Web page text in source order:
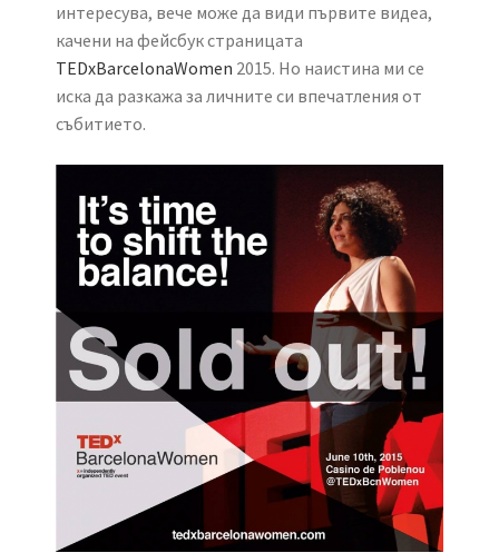
интересува, вече може да види първите видеа,
качени на фейсбук страницата
TEDxBarcelonaWomen 2015. Но наистина ми се
иска да разкажа за личните си впечатления от
събитието.